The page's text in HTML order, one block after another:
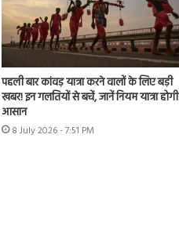
पहली बार कांवड़ यात्रा करने वालों के लिए बड़ी
खबर! इन गलतियों से बचें, जानें नियम यात्रा होगी
आसान
8 July 2026 - 7:51 PM